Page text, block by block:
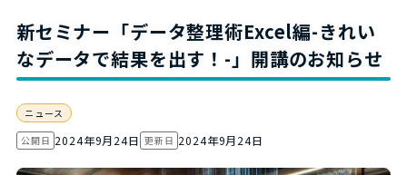
新セミナー「データ整理術Excel編-きれい
なデータで結果を出す！-」開講のお知らせ
ニュース
公開日 2024年9月24日 更新日 2024年9月24日